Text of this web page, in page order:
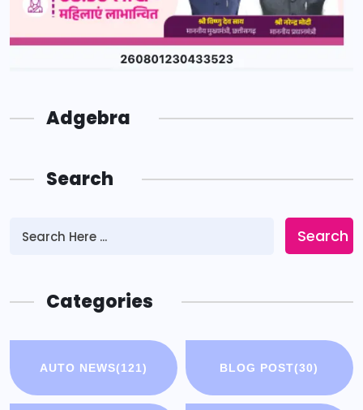
Adgebra
Search
Search
Categories
AUTO NEWS(121) BLOG POST(30)